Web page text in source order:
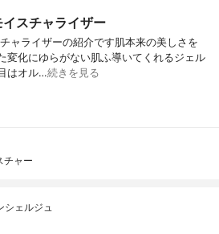
スチャライザー
ャライザーの紹介です肌本来の美しさを
変化にゆらがない肌ふ導いてくれるジェル
はオル…続きを見る
チャー
シェルジュ